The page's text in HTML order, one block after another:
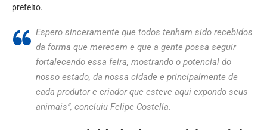
prefeito.
Espero sinceramente que todos tenham sido recebidos
da forma que merecem e que a gente possa seguir
fortalecendo essa feira, mostrando o potencial do
nosso estado, da nossa cidade e principalmente de
cada produtor e criador que esteve aqui expondo seus
animais”, concluiu Felipe Costella.